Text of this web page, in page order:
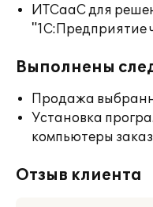
ИТСааС для
"1С:Предприятие
Выполнены
Продажа
Установка
компьютеры
Отзыв клиента